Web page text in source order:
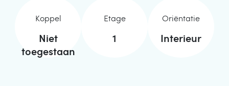
Koppel
Niet
toegestaan
Etage
1
Oriëntatie
Interieur